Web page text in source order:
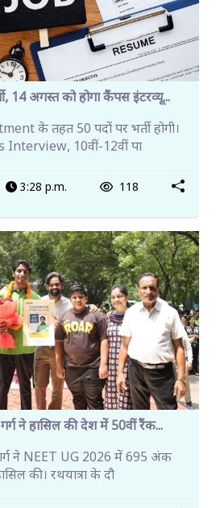
14 अगस्त को होगा कैंपस इंटरव्यू...
के तहत 50 पदों पर भर्ती होगी।
Interview, 10वीं-12वीं पा
3:28 p.m. 118
ने हासिल की देश में 50वीं रैंक...
ने NEET UG 2026 में 695 अंक
की। रथयात्रा के दौ